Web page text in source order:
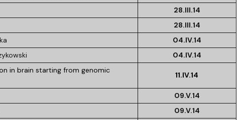
28.III.14
28.III.14
04.IV.14
04.IV.14
in brain starting from genomic
11.IV.14
09.V.14
09.V.14